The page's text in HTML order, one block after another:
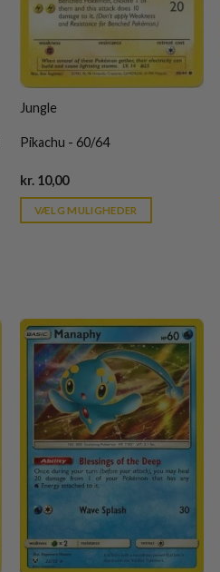
Jungle
Pikachu - 60/64
kr.10,00Current
is:
kr. 39,95.
VÆLG MULIGHEDER